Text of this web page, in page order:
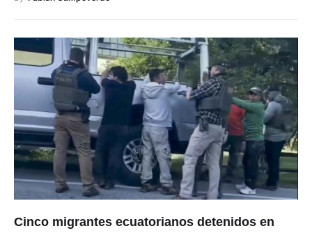
Cinco migrantes ecuatorianos detenidos en
Londonderry, en EE.UU